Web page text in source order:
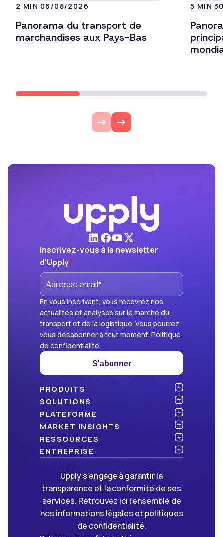
2 MIN 06/08/2026
Panorama du transport de
marchandises aux Pays-Bas
5 MIN
Inscrivez-vous à la newsletter
d'Upply*
En vous inscrivant, vous recevrez nos
actualités et analyses sur le marché du
transport et de la logistique. Vous pourrez
vous désabonner à tout moment. Politique
de confidentialité
S'abonner
PRODUITS
Atlas
NOUVEAU
Benchmark
Dashboard
Data Hub
NOUVEAU
Freight Management
Market Insights
SOLUTIONS
Chargeurs
Cabinets de conseil
Transporteurs et commissionnaires
PLATEFORME
API & intégration
Sécurité
Open data
MARKET INSIGHTS
Articles
Livres blancs
RESSOURCES
Blog
Événements & webinaires
Méthodologies
FAQ
ENTREPRISE
Nous rejoindre
ON RECRUTE !
Partenaires
Presse
Nous contacter
Upply s’engage à garantir la
transparence et la conformité de ses
services. Retrouvez ici l’ensemble de
nos informations légales et politiques
de confidentialité.